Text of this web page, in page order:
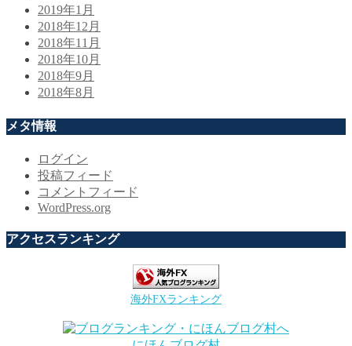
2019年1月
2018年12月
2018年11月
2018年10月
2018年9月
2018年8月
メタ情報
ログイン
投稿フィード
コメントフィード
WordPress.org
アクセスランキング
海外FXランキング